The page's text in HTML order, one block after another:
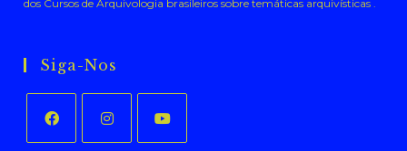
dos Cursos de Arquivologia brasileiros sobre temáticas arquivísticas .
Siga-Nos